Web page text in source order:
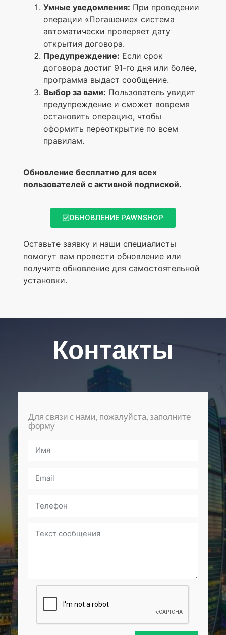
Умные уведомления: При проведении
операции «Погашение» система
автоматически проверяет дату
открытия договора.
Предупреждение: Если срок
договора достиг 91-го дня или более,
программа выдаст сообщение.
Выбор за вами: Пользователь увидит
предупреждение и сможет вовремя
остановить операцию, чтобы
оформить переоткрытие по всем
правилам.
Обновление бесплатно для всех
пользователей с активной подпиской.
ОБНОВЛЕНИЕ PAWNSHOP
Оставьте заявку и наши специалисты
помогут вам провести обновление или
получите обновление для самостоятельной
установки.
Контакты
Для связи с нами, пожалуйста, заполните
форму